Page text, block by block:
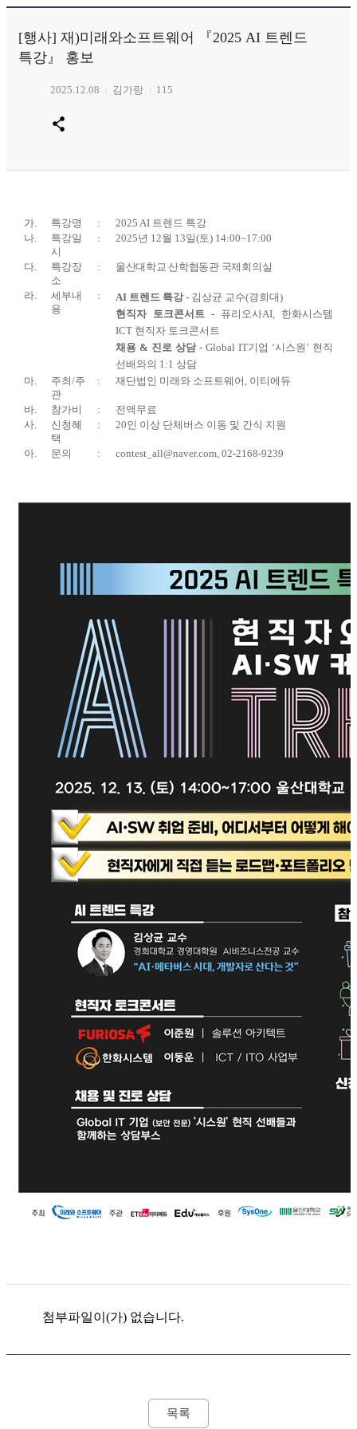
[행사] 재)미래와소프트웨어 『2025 AI 트렌드
특강』 홍보
2025.12.08 김가랑 115
가. 특강명 : 2025 AI 트렌드 특강
나.
특강일
시
: 2025년 12월 13일(토) 14:00~17:00
다.
특강장
소
: 울산대학교 산학협동관 국제회의실
라.
세부내
용
: AI 트렌드 특강- 김상균 교수(경희대)
현직자 토크콘서트 - 퓨리오사AI, 한화시스템
ICT 현직자 토크콘서트
채용 & 진로 상담-Global IT기업 ‘시스원 ’ 현직
선배와의 1:1 상담
마. 주최/주
관
: 재단법인 미래와 소프트웨어 , 이티에듀
바. 참가비 :
전액무료
사.
신청혜
택
: 20인 이상 단체버스 이동 및 간식 지원
아. 문의 : contest_all@naver.com, 02-2168-9239
첨부파일이(가) 없습니다.